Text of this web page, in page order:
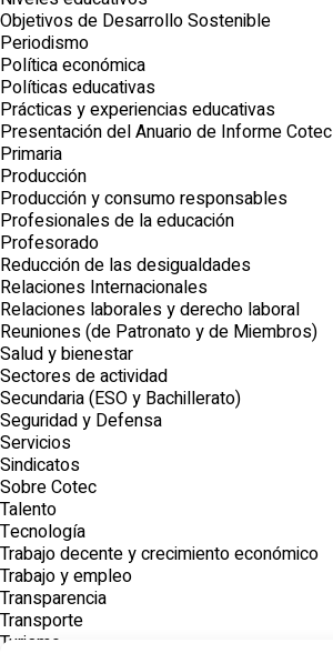
Objetivos de Desarrollo Sostenible
Periodismo
Política económica
Políticas educativas
Prácticas y experiencias educativas
Presentación del Anuario de Informe Cotec
Primaria
Producción
Producción y consumo responsables
Profesionales de la educación
Profesorado
Reducción de las desigualdades
Relaciones Internacionales
Relaciones laborales y derecho laboral
Reuniones (de Patronato y de Miembros)
Salud y bienestar
Sectores de actividad
Secundaria (ESO y Bachillerato)
Seguridad y Defensa
Servicios
Sindicatos
Sobre Cotec
Talento
Tecnología
Trabajo decente y crecimiento económico
Trabajo y empleo
Transparencia
Transporte
Turismo